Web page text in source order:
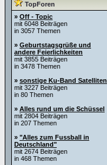
TopForen
» Off - Topic
mit 6048 Beiträgen
in 3057 Themen
» Geburtstagsgrüße und
andere Feierlichkeiten
mit 3855 Beiträgen
in 3478 Themen
» sonstige Ku-Band Satelliten
mit 3227 Beiträgen
in 80 Themen
» Alles rund um die Schüssel
mit 2804 Beiträgen
in 207 Themen
» "Alles zum Fussball in
Deutschland"
mit 2674 Beiträgen
in 468 Themen